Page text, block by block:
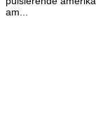
am...